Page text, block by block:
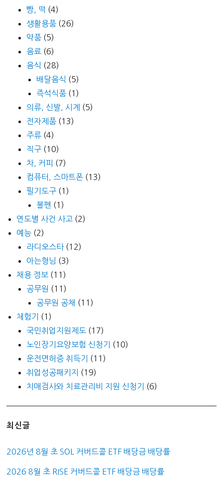
빵, 떡 (4)
생활용품 (26)
약품 (5)
음료 (6)
음식 (28)
배달음식 (5)
즉석식품 (1)
의류, 신발, 시계 (5)
전자제품 (13)
주류 (4)
직구 (10)
차, 커피 (7)
컴퓨터, 스마트폰 (13)
필기도구 (1)
볼펜 (1)
연도별 사건 사고 (2)
예능 (2)
라디오스타(12)
아는형님 (3)
채용 정보 (11)
공무원 (11)
공무원 공채 (11)
체험기
(1)
국민취업지원제도 (17)
노인장기요양보험 신청기
(10)
운전면허증 취득기
(11)
취업성공패키지
(19)
치매검사와 치료관리비 지원 신청기
(6)
최신글
2026년 8월 초 SOL 커버드콜 ETF 배당금 배당률
2026 8월 초 RISE 커버드콜 ETF 배당금 배당률